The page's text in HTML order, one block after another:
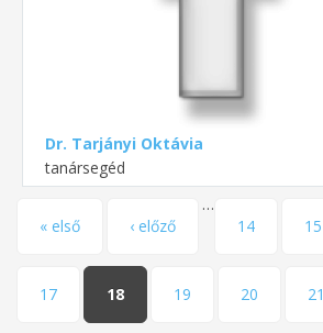
Dr. Tarjányi Oktávia
tanársegéd
Oldalak
« első ‹ előző
…
14
15
17 18 19 20 21